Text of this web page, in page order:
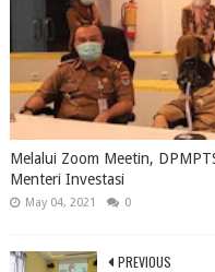
Melalui Zoom Meetin,
Menteri Investasi
May 04, 2021 0
PREVIOUS